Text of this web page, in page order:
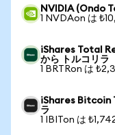
NVIDIA (Ondo
1 NVDAon は
iShares Total
から トルコリラ
1 BRTRon は
iShares Bitcoin
ラ
1 IBITon は